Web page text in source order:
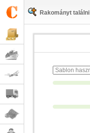
Rakományt találni